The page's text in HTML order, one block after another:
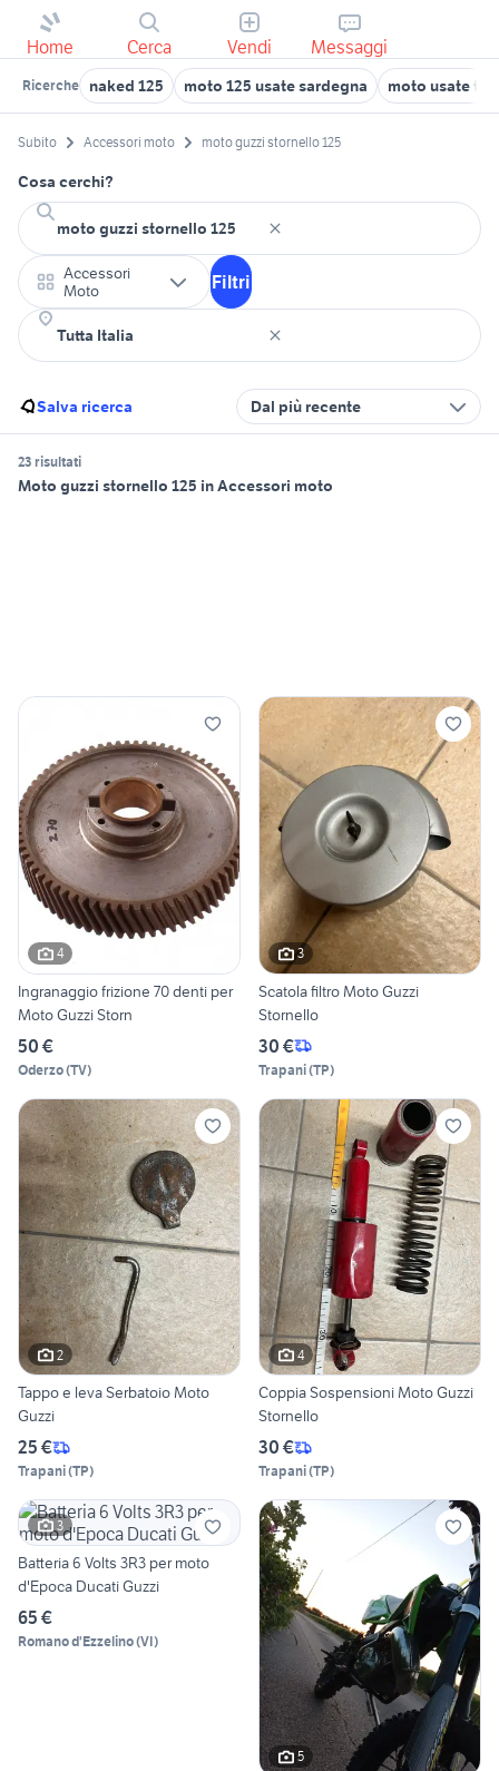
Home Cerca Vendi Messaggi
Ricerche naked 125 moto 125 usate sardegna moto usate
Subito Accessori moto moto guzzi stornello 125
Cosa cerchi?
Accessori
Moto
Filtri
Salva ricerca Dal più recente
23 risultati
Moto guzzi stornello 125 in Accessori moto
4
Ingranaggio frizione 70 denti per
Moto Guzzi Storn
50 €
Oderzo(TV)
3
Scatola filtro Moto Guzzi
Stornello
30 €
Trapani(TP)
2
Tappo e leva Serbatoio Moto
Guzzi
25 €
Trapani(TP)
4
Coppia Sospensioni Moto Guzzi
Stornello
30 €
Trapani(TP)
3
Batteria 6 Volts 3R3 per moto
d'Epoca Ducati Guzzi
65 €
Romano d'Ezzelino(VI)
5